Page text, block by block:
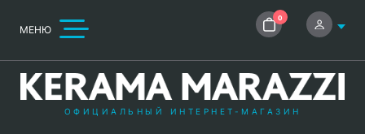
МЕНЮ
0
ОФИЦИАЛЬНЫЙ ИНТЕРНЕТ-МАГАЗИН